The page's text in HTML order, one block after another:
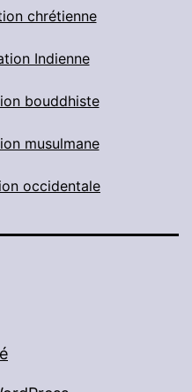
chrétienne
Indienne
bouddhiste
musulmane
occidentale